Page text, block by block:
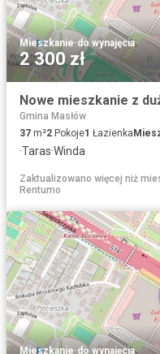
Mieszkanie·do wynajęcia
2 300 zł
Nowe mieszkanie z
Gmina Masłów
37 m²2 Pokoje1 Łazienka
·Taras·Winda
Zaktualizowano więcej niż
Rentumo
Mieszkanie·do wynajęcia